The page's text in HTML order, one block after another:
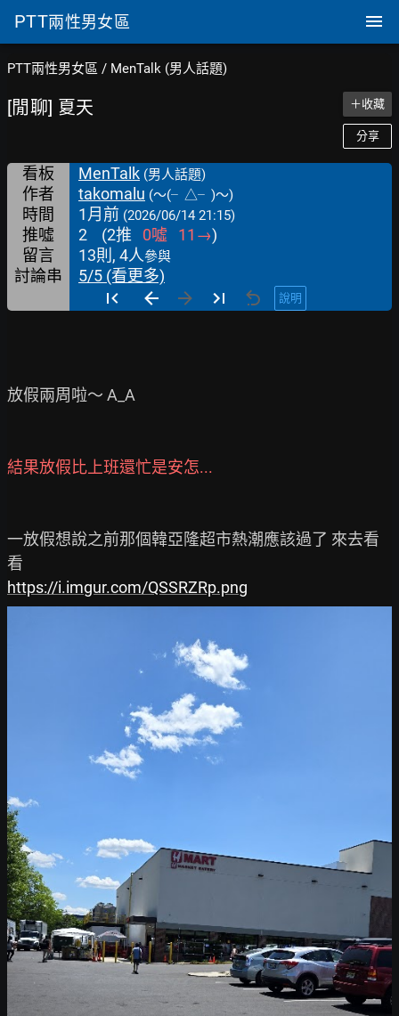
PTT兩性男女區
PTT兩性男女區 / MenTalk (男人話題)
[閒聊] 夏天 ＋收藏
分享
看板 MenTalk (男人話題)
作者 takomalu (～(╴△╴)～)
時間 1月前 (2026/06/14 21:15)
推噓 2 (2推 0噓 11 →)
留言
13則, 4人參與
討論串 5/5 (看更多)
說明
放假兩周啦～ A_A
結果放假比上班還忙是安怎...
一放假想說之前那個韓亞隆超市熱潮應該過了 來去看
https://i.imgur.com/QSSRZRp.png